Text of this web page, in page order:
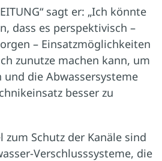
sagt er: „Ich könnte
dass es perspektivisch –
– Einsatzmöglichkeiten
zunutze machen kann, um
und die Abwassersysteme
besser zu
Schutz der Kanäle sind
Verschlusssysteme, die